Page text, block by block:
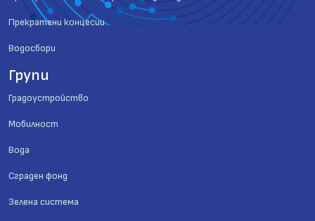
Прекратени концесии
Водосбори
Групи
Градоустройство
Мобилност
Вода
Сграден фонд
Зелена система